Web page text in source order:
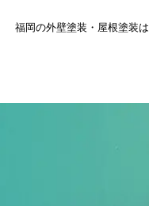
福岡の外壁塗装・屋根塗装は